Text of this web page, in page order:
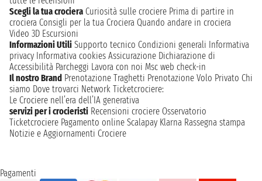
Scegli la tua crociera Curiosità sulle crociere Prima di partire in
crociera Consigli per la tua Crociera Quando andare in crociera
Video 3D Escursioni
Informazioni Utili Supporto tecnico Condizioni generali Informativa
privacy Informativa cookies Assicurazione Dichiarazione di
Accessibilità Parcheggi Lavora con noi Msc web check-in
Il nostro Brand Prenotazione Traghetti Prenotazione Volo Privato Chi
siamo Dove trovarci Network Ticketcrociere:
Le Crociere nell’era dell’IA generativa
servizi per i crocieristi Recensioni crociere Osservatorio
Ticketcrociere Pagamento online Scalapay Klarna Rassegna stampa
Notizie e Aggiornamenti Crociere
Pagamenti